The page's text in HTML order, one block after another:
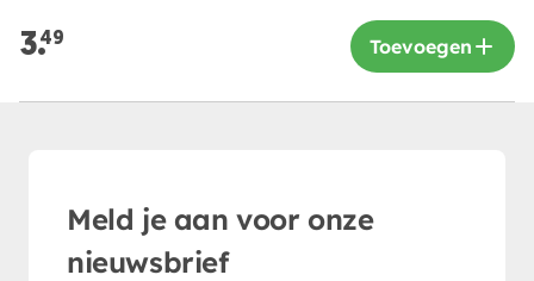
3.49 Toevoegen
Meld je aan voor onze
nieuwsbrief